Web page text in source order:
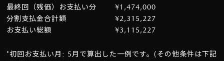
最終回（残価）お支払い分
¥1,474,000
分割支払金合計額
¥2,315,227
お支払い総額
¥3,115,227
*初回お支払い月: 5月で算出した一例です。(その他条件は下記